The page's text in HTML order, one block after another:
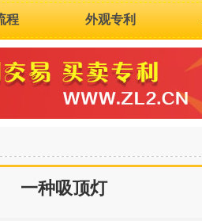
程 外观专利
一种吸顶灯